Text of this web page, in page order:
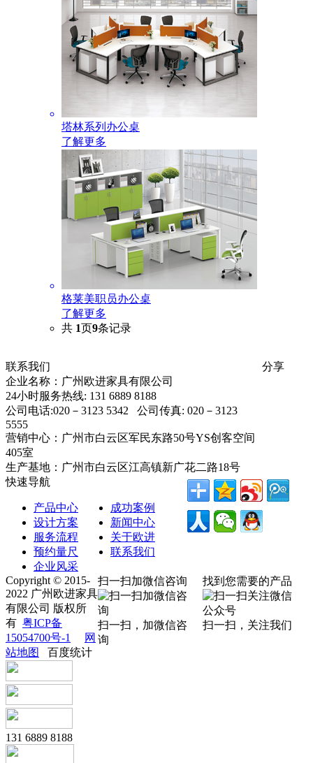
塔林系列办公桌
了解更多
格莱美职员办公桌
了解更多
共 1页9条记录
联系我们
企业名称：广州欧进家具有限公司
24小时服务热线: 131 6889 8188
公司电话:020－3123 5342 公司传真: 020－3123
5555
营销中心：广州市白云区军民东路50号YS创客空间
405室
生产基地：广州市白云区江高镇新广花二路18号
快速导航
产品中心
成功案例
设计方案
新闻中心
服务流程
关于欧进
预约量尺
联系我们
企业风采
分享
找到您需要的产品
扫一扫，关注我们
扫一扫加微信咨询
扫一扫，加微信咨
询
Copyright © 2015-
2022 广州欧进家具
有限公司 版权所
有 粤ICP备
15054700号-1
网
站地图
百度统计
131 6889 8188